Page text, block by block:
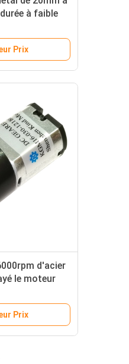
à faible
Prix
d'acier
le moteur
Prix